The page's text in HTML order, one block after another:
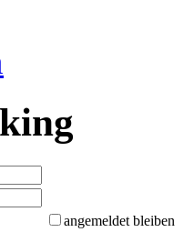
angemeldet bleiben